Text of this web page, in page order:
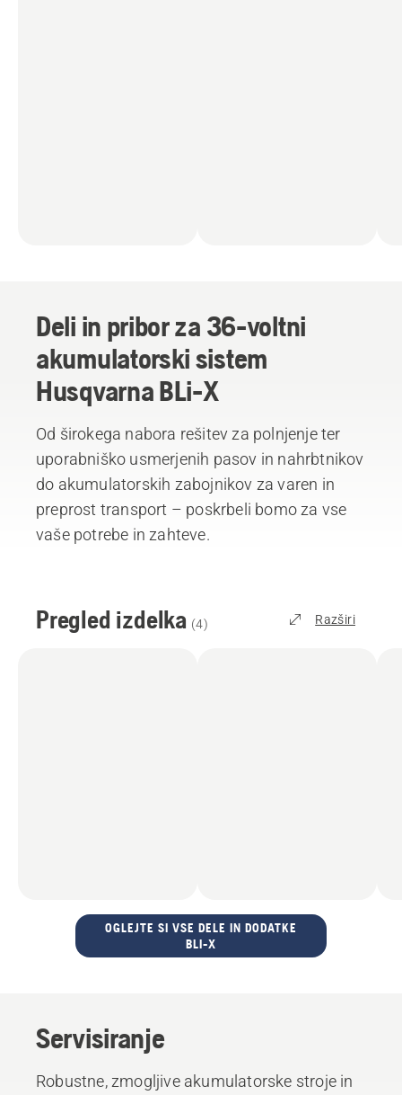
Deli in pribor za 36-voltni
akumulatorski sistem
Husqvarna BLi-X
Od širokega nabora rešitev za polnjenje ter
uporabniško usmerjenih pasov in nahrbtnikov
do akumulatorskih zabojnikov za varen in
preprost transport – poskrbeli bomo za vse
vaše potrebe in zahteve.
Pregled izdelka (4) Razširi
OGLEJTE SI VSE DELE IN DODATKE
BLI-X
Servisiranje
Robustne, zmogljive akumulatorske stroje in